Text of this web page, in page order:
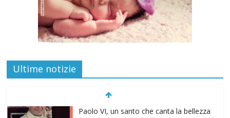
Ultime notizie
Paolo VI, un santo che canta la bellezza
6 Agosto 2026